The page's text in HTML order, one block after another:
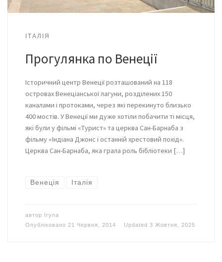
ІТАЛІЯ
Прогулянка по Венеції
Історичний центр Венеції розташований на 118
островах Венеціанської лагуни, розділених 150
каналами і протоками, через які перекинуто близько
400 мостів. У Венеції ми дуже хотіли побачити ті місця,
які були у фільмі «Турист» та церква Сан-Барнаба з
фільму «Індіана Джонс і останній хрестовий похід».
Церква Сан-Барнаба, яка грала роль бібліотеки […]
Венеція Італія
автор
Iryna
Опубліковано 21 Червня, 2014 Updated 3 Жовтня, 2025